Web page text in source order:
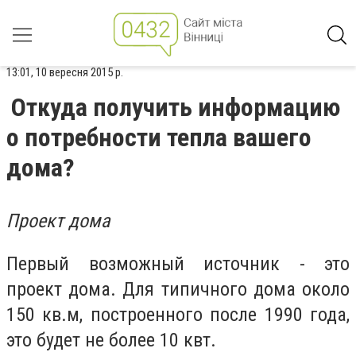
13:01, 10 вересня 2015 р.
Откуда получить информацию
о потребности тепла вашего
дома?
Проект дома
Первый возможный источник - это
проект дома. Для типичного дома около
150 кв.м, построенного после 1990 года,
это будет не более 10 квт.